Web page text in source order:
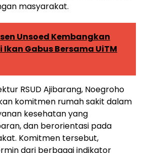
masyarakat.
Unsoed Kembangkan
Gabus Bersama UiTM
RSUD Ajibarang, Noegroho
komitmen rumah sakit dalam
kesehatan yang
dan berorientasi pada
Komitmen tersebut,
dari berbagai indikator